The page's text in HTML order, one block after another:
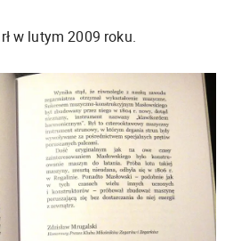
w lutym 2009 roku.